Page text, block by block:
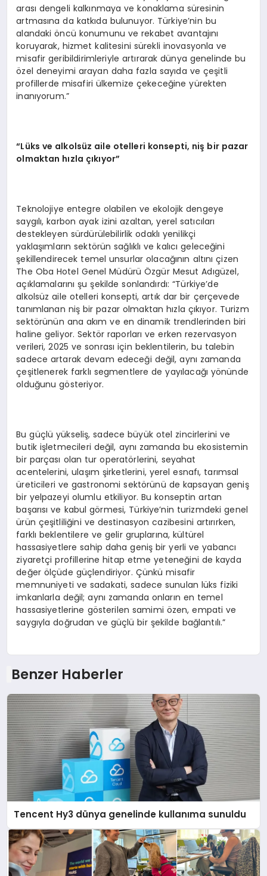
arası dengeli kalkınmaya ve konaklama süresinin
artmasına da katkıda bulunuyor. Türkiye’nin bu
alandaki öncü konumunu ve rekabet avantajını
koruyarak, hizmet kalitesini sürekli inovasyonla ve
misafir geribildirimleriyle artırarak dünya genelinde bu
özel deneyimi arayan daha fazla sayıda ve çeşitli
profillerde misafiri ülkemize çekeceğine yürekten
inanıyorum.”
“Lüks ve alkolsüz aile otelleri konsepti, niş bir pazar
olmaktan hızla çıkıyor”
Teknolojiye entegre olabilen ve ekolojik dengeye
saygılı, karbon ayak izini azaltan, yerel satıcıları
destekleyen sürdürülebilirlik odaklı yenilikçi
yaklaşımların sektörün sağlıklı ve kalıcı geleceğini
şekillendirecek temel unsurlar olacağının altını çizen
The Oba Hotel Genel Müdürü Özgür Mesut Adıgüzel,
açıklamalarını şu şekilde sonlandırdı: “Türkiye’de
alkolsüz aile otelleri konsepti, artık dar bir çerçevede
tanımlanan niş bir pazar olmaktan hızla çıkıyor. Turizm
sektörünün ana akım ve en dinamik trendlerinden biri
haline geliyor. Sektör raporları ve erken rezervasyon
verileri, 2025 ve sonrası için beklentilerin, bu talebin
sadece artarak devam edeceği değil, aynı zamanda
çeşitlenerek farklı segmentlere de yayılacağı yönünde
olduğunu gösteriyor.
Bu güçlü yükseliş, sadece büyük otel zincirlerini ve
butik işletmecileri değil, aynı zamanda bu ekosistemin
bir parçası olan tur operatörlerini, seyahat
acentelerini, ulaşım şirketlerini, yerel esnafı, tarımsal
üreticileri ve gastronomi sektörünü de kapsayan geniş
bir yelpazeyi olumlu etkiliyor. Bu konseptin artan
başarısı ve kabul görmesi, Türkiye’nin turizmdeki genel
ürün çeşitliliğini ve destinasyon cazibesini artırırken,
farklı beklentilere ve gelir gruplarına, kültürel
hassasiyetlere sahip daha geniş bir yerli ve yabancı
ziyaretçi profillerine hitap etme yeteneğini de kayda
değer ölçüde güçlendiriyor. Çünkü misafir
memnuniyeti ve sadakati, sadece sunulan lüks fiziki
imkanlarla değil; aynı zamanda onların en temel
hassasiyetlerine gösterilen samimi özen, empati ve
saygıyla doğrudan ve güçlü bir şekilde bağlantılı.”
Benzer Haberler
Tencent Hy3 dünya genelinde kullanıma sunuldu